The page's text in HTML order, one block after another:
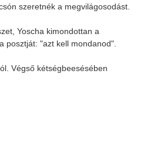
szeretnék a megvilágosodást.
Yoscha kimondottan a
posztját: "azt kell mondanod".
Végső kétségbeesésében